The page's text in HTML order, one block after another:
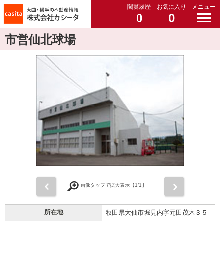
閲覧履歴
0
お気に入り
0
メニュー
市営仙北球場
画像タップで拡大表示【1/1】
所在地 秋田県大仙市堀見内字元田茂木３５